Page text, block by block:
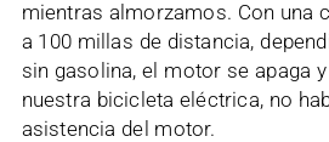
mientras almorzamos. Con una
a 100 millas de distancia,
sin gasolina, el motor se apaga
nuestra bicicleta eléctrica, no
asistencia del motor.